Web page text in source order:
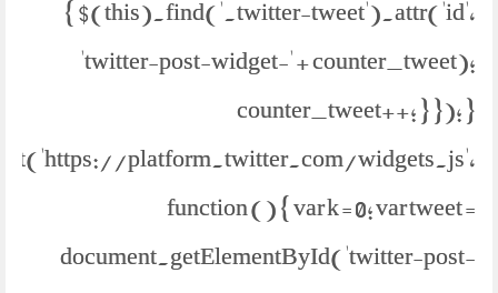
{ $(this).find('.twitter-tweet').attr('id',
'twitter-post-widget-' + counter_tweet);
counter_tweet++; } }); }
platform.twitter.com/widgets.js',
function () { var k = 0; var tweet =
document.getElementById('twitter-post-